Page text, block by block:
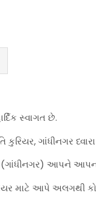
સ્વાગત છે.
કુરિયર, ગાંધીનગર
(ગાંધીનગર) આપને
માટે આપે અલગથી